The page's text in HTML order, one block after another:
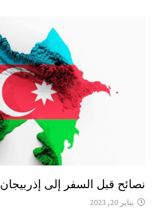
نصائح قبل السفر إلى إذربيجان
يناير 20, 2023